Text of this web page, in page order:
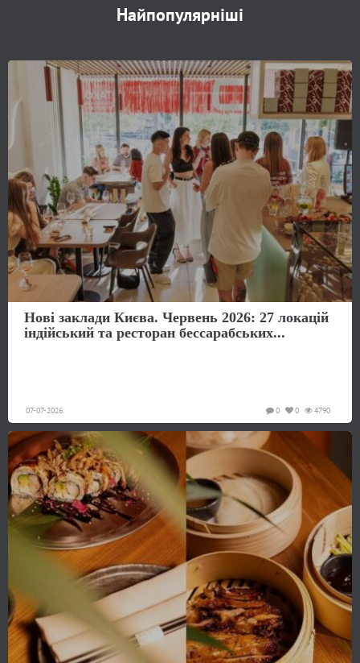
Найпопулярніші
Нові заклади Києва. Червень 2026: 27 локацій
індійський та ресторан бессарабських...
07-07-2026 4790
0
0